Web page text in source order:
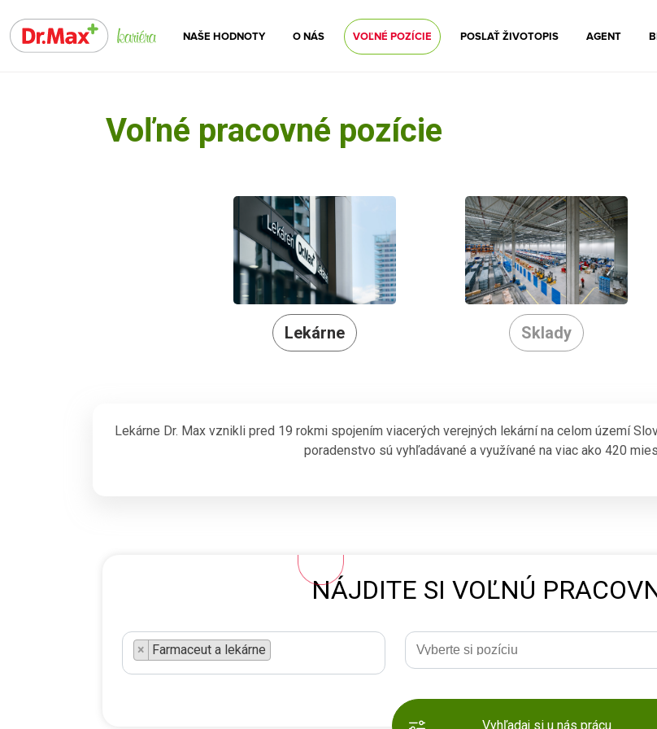
NAŠE HODNOTY O NÁS VOĽNÉ POZÍCIE POSLAŤ ŽIVOTOPIS AGENT
Voľné pracovné pozície
Lekárne Sklady
Lekárne Dr. Max vznikli pred 19 rokmi spojením viacerých verejných lekární na celom území
poradenstvo sú vyhľadávané a využívané na viac ako 420
NÁJDITE SI VOĽNÚ
× Farmaceut a lekárne
Vyhľadaj si u nás prácu